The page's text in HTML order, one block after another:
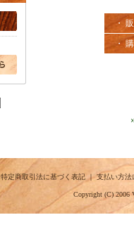
・
・
特定商取引法に基づく表記｜支払い方法
Copyright (C) 2006